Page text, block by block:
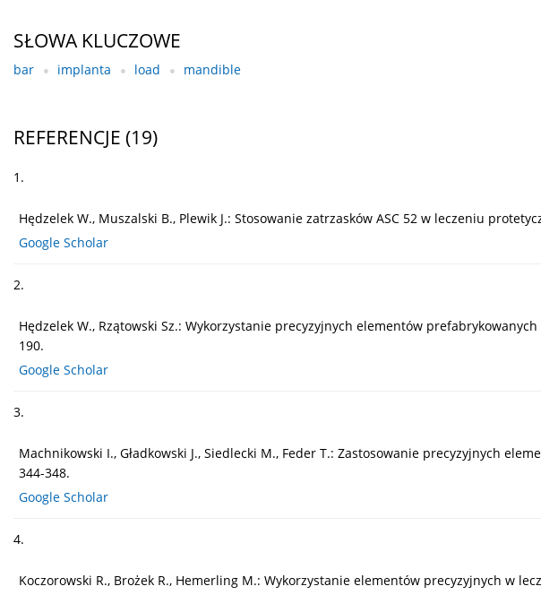
SŁOWA KLUCZOWE
bar implanta load mandible
REFERENCJE (19)
1.
Hędzelek W., Muszalski B., Plewik J.: Stosowanie zatrzasków ASC 52 w leczeniu
Google Scholar
2.
Hędzelek W., Rzątowski Sz.: Wykorzystanie precyzyjnych elementów
190.
Google Scholar
3.
Machnikowski I., Gładkowski J., Siedlecki M., Feder T.: Zastosowanie precyzyjnych
344-348.
Google Scholar
4.
Koczorowski R., Brożek R., Hemerling M.: Wykorzystanie elementów precyzyjnych w